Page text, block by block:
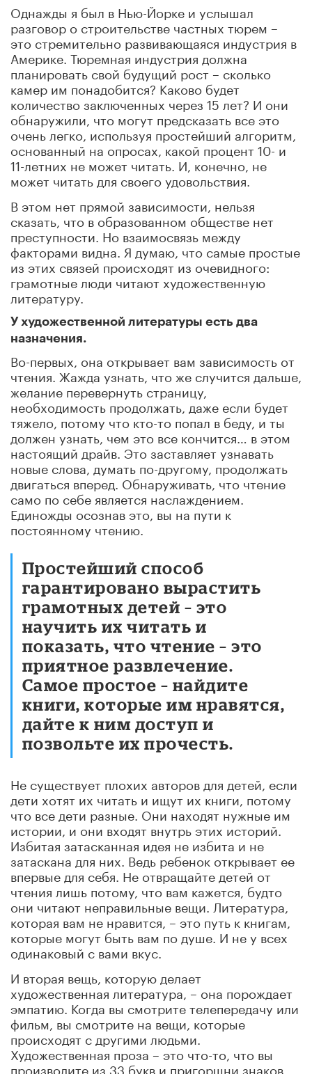
Однажды я был в Нью-Йорке и услышал
разговор о строительстве частных тюрем –
это стремительно развивающаяся индустрия в
Америке. Тюремная индустрия должна
планировать свой будущий рост – сколько
камер им понадобится? Каково будет
количество заключенных через 15 лет? И они
обнаружили, что могут предсказать все это
очень легко, используя простейший алгоритм,
основанный на опросах, какой процент 10- и
11-летних не может читать. И, конечно, не
может читать для своего удовольствия.
В этом нет прямой зависимости, нельзя
сказать, что в образованном обществе нет
преступности. Но взаимосвязь между
факторами видна. Я думаю, что самые простые
из этих связей происходят из очевидного:
грамотные люди читают художественную
литературу.
У художественной литературы есть два
назначения.
Во-первых, она открывает вам зависимость от
чтения. Жажда узнать, что же случится дальше,
желание перевернуть страницу,
необходимость продолжать, даже если будет
тяжело, потому что кто-то попал в беду, и ты
должен узнать, чем это все кончится… в этом
настоящий драйв. Это заставляет узнавать
новые слова, думать по-другому, продолжать
двигаться вперед. Обнаруживать, что чтение
само по себе является наслаждением.
Единожды осознав это, вы на пути к
постоянному чтению.
Простейший способ
гарантировано вырастить
грамотных детей – это
научить их читать и
показать, что чтение – это
приятное развлечение.
Самое простое – найдите
книги, которые им нравятся,
дайте к ним доступ и
позвольте их прочесть.
Не существует плохих авторов для детей, если
дети хотят их читать и ищут их книги, потому
что все дети разные. Они находят нужные им
истории, и они входят внутрь этих историй.
Избитая затасканная идея не избита и не
затаскана для них. Ведь ребенок открывает ее
впервые для себя. Не отвращайте детей от
чтения лишь потому, что вам кажется, будто
они читают неправильные вещи. Литература,
которая вам не нравится, – это путь к книгам,
которые могут быть вам по душе. И не у всех
одинаковый с вами вкус.
И вторая вещь, которую делает
художественная литература, – она порождает
эмпатию. Когда вы смотрите телепередачу или
фильм, вы смотрите на вещи, которые
происходят с другими людьми.
Художественная проза – это что-то, что вы
производите из 33 букв и пригоршни знаков